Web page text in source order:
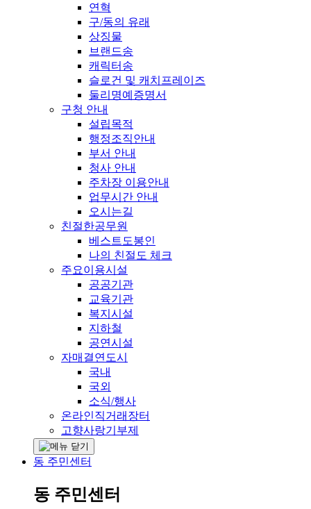
연혁
구/동의 유래
상징물
브랜드송
캐릭터송
슬로건 및 캐치프레이즈
둘리명예증명서
구청 안내
설립목적
행정조직안내
부서 안내
청사 안내
주차장 이용안내
업무시간 안내
오시는길
친절한공무원
베스트도봉인
나의 친절도 체크
주요이용시설
공공기관
교육기관
복지시설
지하철
공연시설
자매결연도시
국내
국외
소식/행사
온라인직거래장터
고향사랑기부제
동 주민센터
동 주민센터